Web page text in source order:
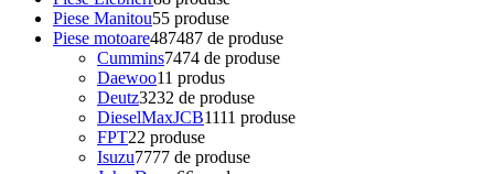
Piese Manitou55 produse
Piese motoare487487 de produse
Cummins7474 de produse
Daewoo11 produs
Deutz3232 de produse
DieselMaxJCB1111 produse
FPT22 produse
Isuzu7777 de produse